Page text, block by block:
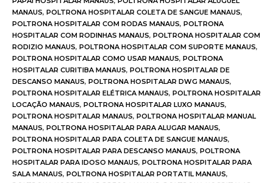
MANAUS, POLTRONA HOSPITALAR COLETA DE SANGUE MANAUS,
POLTRONA HOSPITALAR COM RODAS MANAUS, POLTRONA
HOSPITALAR COM RODINHAS MANAUS, POLTRONA HOSPITALAR COM
RODIZIO MANAUS, POLTRONA HOSPITALAR COM SUPORTE MANAUS,
POLTRONA HOSPITALAR COMO USAR MANAUS, POLTRONA
HOSPITALAR CURITIBA MANAUS, POLTRONA HOSPITALAR DE
DESCANSO MANAUS, POLTRONA HOSPITALAR DWG MANAUS,
POLTRONA HOSPITALAR ELÉTRICA MANAUS, POLTRONA HOSPITALAR
LOCAÇÃO MANAUS, POLTRONA HOSPITALAR LUXO MANAUS,
POLTRONA HOSPITALAR MANAUS, POLTRONA HOSPITALAR MANUAL
MANAUS, POLTRONA HOSPITALAR PARA ALUGAR MANAUS,
POLTRONA HOSPITALAR PARA COLETA DE SANGUE MANAUS,
POLTRONA HOSPITALAR PARA DESCANSO MANAUS, POLTRONA
HOSPITALAR PARA IDOSO MANAUS, POLTRONA HOSPITALAR PARA
SALA MANAUS, POLTRONA HOSPITALAR PORTATIL MANAUS,